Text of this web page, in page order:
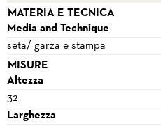
MATERIA E TECNICA
Media and Technique
seta/ garza e stampa
MISURE
Altezza
32
Larghezza